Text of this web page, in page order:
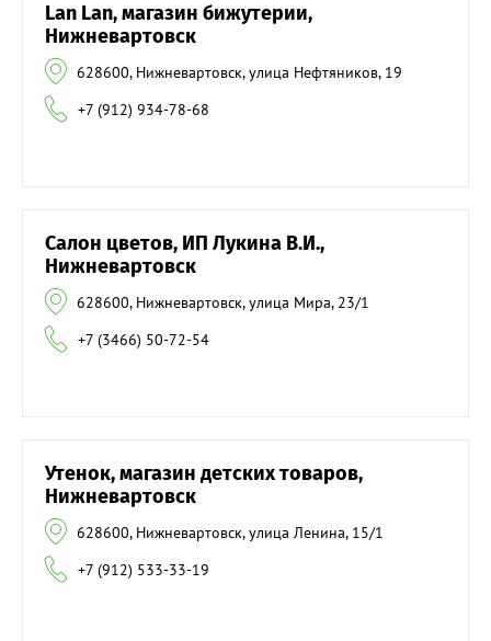
Lan Lan, магазин бижутерии,
Нижневартовск
628600, Нижневартовск, улица Нефтяников, 19
+7 (912) 934-78-68
Салон цветов, ИП Лукина В.И.,
Нижневартовск
628600, Нижневартовск, улица Мира, 23/1
+7 (3466) 50-72-54
Утенок, магазин детских товаров,
Нижневартовск
628600, Нижневартовск, улица Ленина, 15/1
+7 (912) 533-33-19